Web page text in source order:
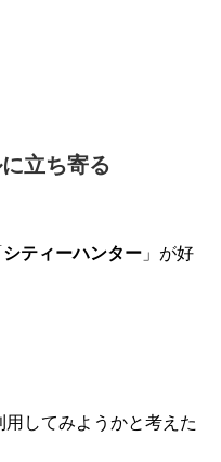
立ち寄る
シティーハンター 」が好
してみようかと考えた